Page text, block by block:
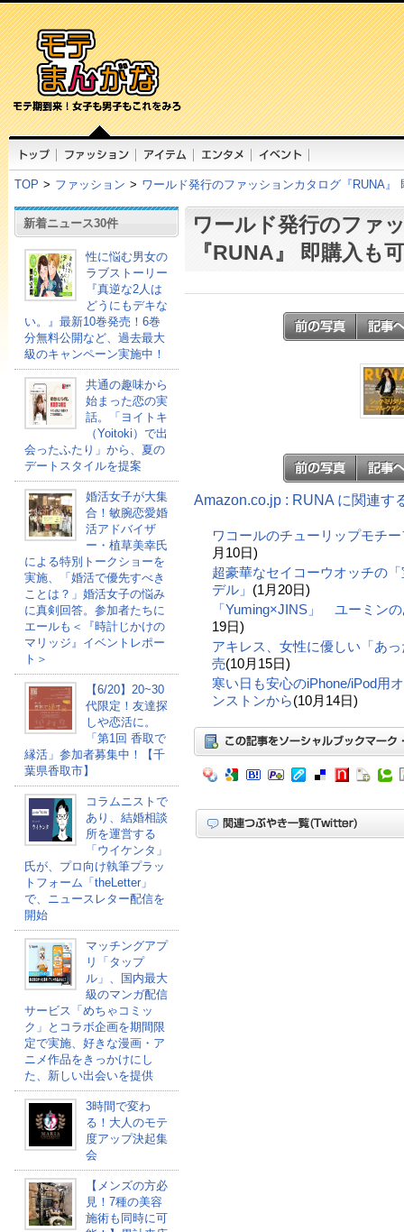
TOP > ファッション > ワールド発行のファッションカタログ『RUNA』
新着ニュース30件
性に悩む男女の
ラブストーリー
『真逆な2人は
どうにもデキな
い。』最新10巻発売！6巻
分無料公開など、過去最大
級のキャンペーン実施中！
共通の趣味から
始まった恋の実
話。「ヨイトキ
（Yoitoki）で出
会ったふたり」から、夏の
デートスタイルを提案
婚活女子が大集
合！敏腕恋愛婚
活アドバイザ
ー・植草美幸氏
による特別トークショーを
実施、「婚活で優先すべき
ことは？」婚活女子の悩み
に真剣回答。参加者たちに
エールも＜『時計じかけの
マリッジ』イベントレポー
ト＞
【6/20】20~30
代限定！友達探
しや恋活に。
「第1回 香取で
縁活」参加者募集中！【千
葉県香取市】
コラムニストで
あり、結婚相談
所を運営する
「ウイケンタ」
氏が、プロ向け執筆プラッ
トフォーム「theLetter」
で、ニュースレター配信を
開始
マッチングアプ
リ「タップ
ル」、国内最大
級のマンガ配信
サービス「めちゃコミッ
ク」とコラボ企画を期間限
定で実施、好きな漫画・ア
ニメ作品をきっかけにし
た、新しい出会いを提供
3時間で変わ
る！大人のモテ
度アップ決起集
会
【メンズの方必
見！7種の美容
施術も同時に可
ワールド発行のファ
『RUNA』 即購入も
Amazon.co.jp : RUNA に関連す
ワコールのチューリップモチ
月10日)
超豪華なセイコーウオッチの
デル」 (1月20日)
「Yuming×JINS」 ユーミン
19日)
アキレス、女性に優しい「あ
売(10月15日)
寒い日も安心のiPhone/iPod用
ンストンから(10月14日)